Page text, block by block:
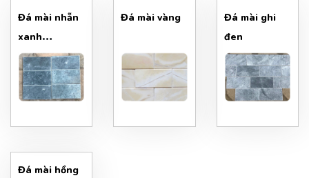
Đá mài nhẵn
xanh
10x30cm
Đá mài vàng
Đá mài ghi
đen
Đá mài hồng